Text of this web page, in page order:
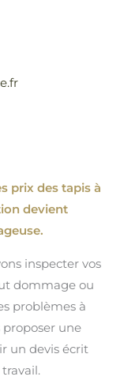
prix des tapis à
devient
inspecter vos
dommage ou
problèmes à
proposer une
un devis écrit